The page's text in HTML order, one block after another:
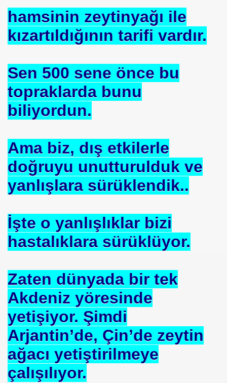
hamsinin zeytinyağı ile
kızartıldığının tarifi vardır.
Sen 500 sene önce bu
topraklarda bunu
biliyordun.
Ama biz, dış etkilerle
doğruyu unutturulduk ve
yanlışlara sürüklendik..
İşte o yanlışlıklar bizi
hastalıklara sürüklüyor.
Zaten dünyada bir tek
Akdeniz yöresinde
yetişiyor. Şimdi
Arjantin’de, Çin’de zeytin
ağacı yetiştirilmeye
çalışılıyor.
-TIP BULUŞLARI
GÜRSES
TIBBI =Türk+Rus+Çin Tıbbı
Dr. Nevzat TARHAN- NP GURUP KURUMLARI
TIP TEDAVİLERİ-ANADOLU HALK
1 e Al= 5 e Sat.
Araştırmalar Mrk.